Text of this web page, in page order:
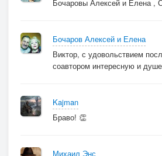
Бочаровы Алексей и Елена
Бочаров Алексей и Елена
Виктор, с удовольствием
соавтором интересную и
Kajman
Браво! 👏
Михаил Энс